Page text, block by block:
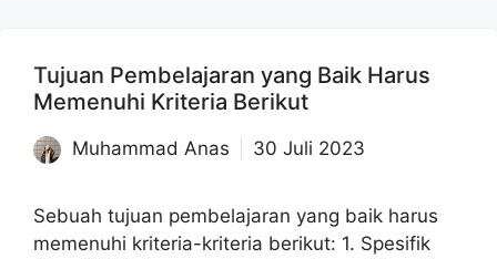
Tujuan Pembelajaran yang Baik Harus
Memenuhi Kriteria Berikut
Muhammad Anas 30 Juli 2023
Sebuah tujuan pembelajaran yang baik harus
memenuhi kriteria-kriteria berikut: 1. Spesifik